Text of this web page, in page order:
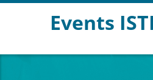
Events